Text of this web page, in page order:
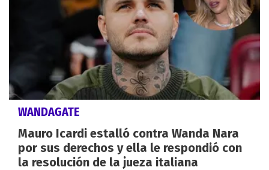
WANDAGATE
Mauro Icardi estalló contra Wanda Nara
por sus derechos y ella le respondió con
la resolución de la jueza italiana